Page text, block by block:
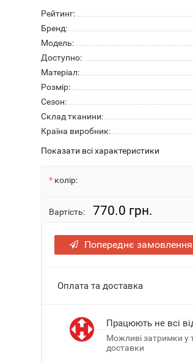
Рейтинг:
Бренд:
Модель:
Доступно:
Матеріал:
Розмір:
Сезон:
Склад тканини:
Країна виробник:
Показати всі характеристики
колір:
Вартість: 770.0 грн.
Попереднє замовлення
Оплата та доставка
Працюють не всі
Можливі затримки у
доставки